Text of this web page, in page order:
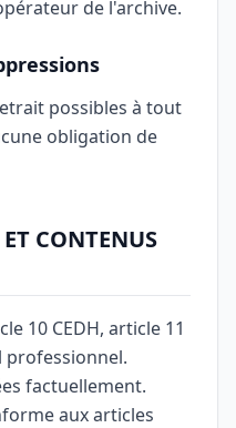
de l'archive.
possibles à tout
obligation de
CONTENUS
10 CEDH, article 11
professionnel.
factuellement.
aux articles